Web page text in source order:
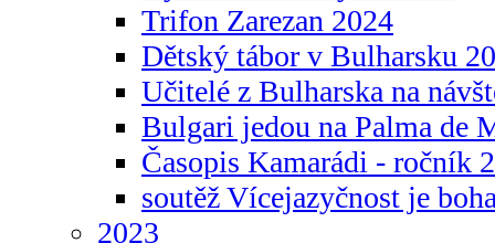
Trifon Zarezan 2024
Dětský tábor v Bulharsku
Učitelé z Bulharska na
Bulgari jedou na Palma de
Časopis Kamarádi - ročník
soutěž Vícejazyčnost je
2023